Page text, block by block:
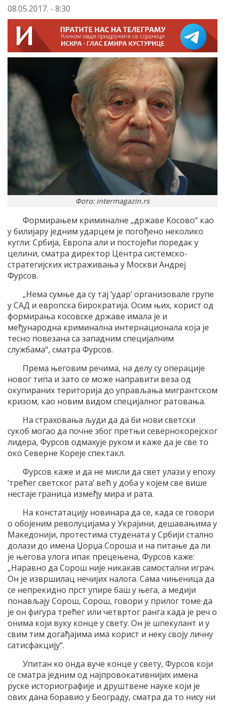
08.05.2017. - 8:30
Фото: intermagazin.rs
Формирањем криминалне „државе Kосово“ као
у билијару једним ударцем је погођено неколико
кугли: Србија, Европа али и постојећи поредак у
целини, сматра директор Центра системско-
стратегијских истраживања у Москви Андреј
Фурсов.
„Нема сумње да су тај ‘удар’ организовале групе
у САД и европска бирократија. Осим њих, корист од
формирања косовске државе имала је и
међународна криминална интернационала која је
тесно повезана са западним специјалним
службама“, сматра Фурсов.
Према његовим речима, на делу су операције
новог типа и зато се може направити веза од
окупираних територија до управљања мигрантском
кризом, као новим видом специјалног ратовања.
На страховања људи да да би нови светски
сукоб могао да почне због претњи севернокорејског
лидера, Фурсов одмахује руком и каже да је све то
око Северне Kореје спектакл.
Фурсов каже и да не мисли да свет улази у епоху
‘трећег светског рата’ већ у доба у којем све више
нестаје граница између мира и рата.
На констатацију новинара да се, када се говори
о обојеним револуцијама у Украјини, дешавањима у
Македонији, протестима студената у Србији стално
долази до имена Џорџа Сороша и на питање да ли
је његова улога ипак прецењена, Фурсов каже:
„Наравно да Сорош није никакав самостални играч.
Он је извршилац нечијих налога. Сама чињеница да
се непрекидно прст упире баш у њега, а медији
понављају Сорош, Сорош, говори у прилог томе да
је он фигура трећег или четвртог ранга када је реч о
онима који вуку конце у свету. Он је шпекулант и у
свим тим догађајима има корист и неку своју личну
сатисфакцију“.
Упитан ко онда вуче конце у свету, Фурсов који
се сматра једним од најпровокативнијих имена
руске историографије и друштвене науке који је
ових дана боравио у Београду, сматра да то нису ни